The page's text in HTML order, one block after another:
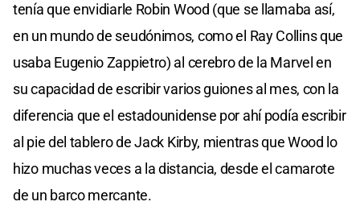
tenía que envidiarle Robin Wood (que se llamaba así,
en un mundo de seudónimos, como el Ray Collins que
usaba Eugenio Zappietro) al cerebro de la Marvel en
su capacidad de escribir varios guiones al mes, con la
diferencia que el estadounidense por ahí podía escribir
al pie del tablero de Jack Kirby, mientras que Wood lo
hizo muchas veces a la distancia, desde el camarote
de un barco mercante.